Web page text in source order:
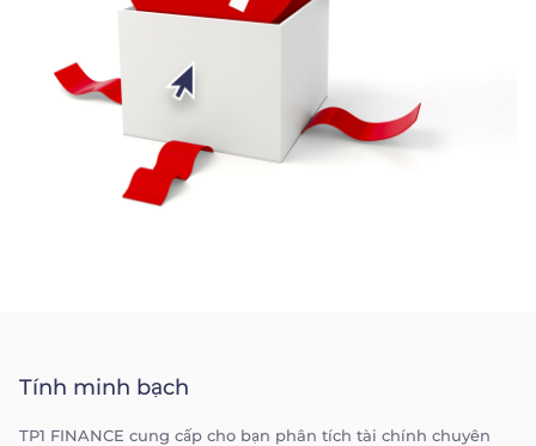
Tính minh bạch
TP1 FINANCE cung cấp cho bạn phân tích tài chính chuyên